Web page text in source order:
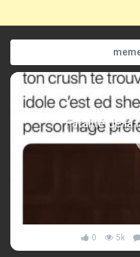
Fatalité de la
0 5k